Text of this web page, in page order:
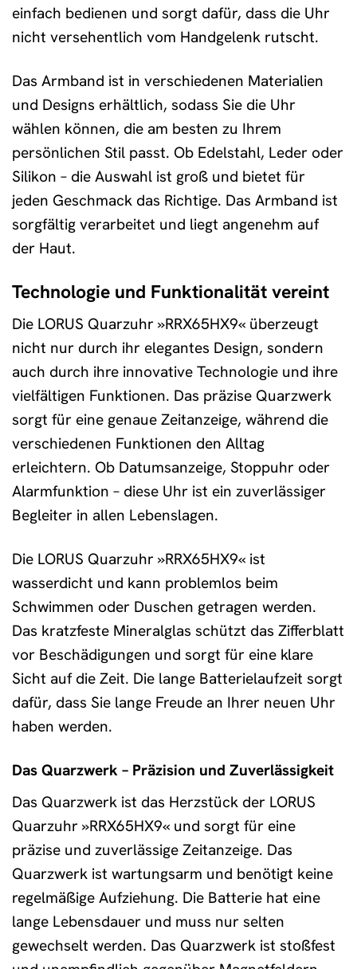
einfach bedienen und sorgt dafür, dass die Uhr
nicht versehentlich vom Handgelenk rutscht.
Das Armband ist in verschiedenen Materialien
und Designs erhältlich, sodass Sie die Uhr
wählen können, die am besten zu Ihrem
persönlichen Stil passt. Ob Edelstahl, Leder oder
Silikon – die Auswahl ist groß und bietet für
jeden Geschmack das Richtige. Das Armband ist
sorgfältig verarbeitet und liegt angenehm auf
der Haut.
Technologie und Funktionalität vereint
Die LORUS Quarzuhr »RRX65HX9« überzeugt
nicht nur durch ihr elegantes Design, sondern
auch durch ihre innovative Technologie und ihre
vielfältigen Funktionen. Das präzise Quarzwerk
sorgt für eine genaue Zeitanzeige, während die
verschiedenen Funktionen den Alltag
erleichtern. Ob Datumsanzeige, Stoppuhr oder
Alarmfunktion – diese Uhr ist ein zuverlässiger
Begleiter in allen Lebenslagen.
Die LORUS Quarzuhr »RRX65HX9« ist
wasserdicht und kann problemlos beim
Schwimmen oder Duschen getragen werden.
Das kratzfeste Mineralglas schützt das Zifferblatt
vor Beschädigungen und sorgt für eine klare
Sicht auf die Zeit. Die lange Batterielaufzeit sorgt
dafür, dass Sie lange Freude an Ihrer neuen Uhr
haben werden.
Das Quarzwerk – Präzision und Zuverlässigkeit
Das Quarzwerk ist das Herzstück der LORUS
Quarzuhr »RRX65HX9« und sorgt für eine
präzise und zuverlässige Zeitanzeige. Das
Quarzwerk ist wartungsarm und benötigt keine
regelmäßige Aufziehung. Die Batterie hat eine
lange Lebensdauer und muss nur selten
gewechselt werden. Das Quarzwerk ist stoßfest